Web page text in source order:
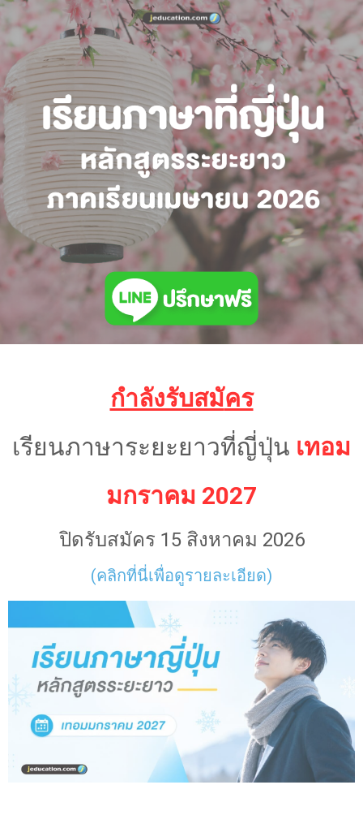
กำลังรับสมัคร
เรียนภาษาระยะยาวที่ญี่ปุ่น เทอม
มกราคม 2027
ปิดรับสมัคร 15 สิงหาคม 2026
(คลิกที่นี่เพื่อดูรายละเอียด)